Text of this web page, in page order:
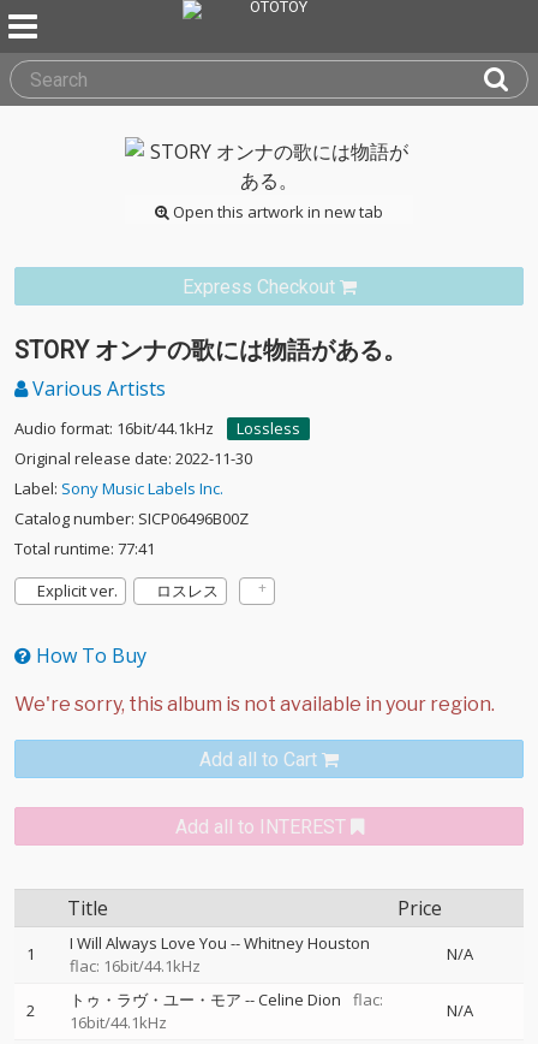
Open this artwork in new tab
Express Checkout
STORY オンナの歌には物語がある。
Various Artists
Audio format: 16bit/44.1kHz
Lossless
Original release date: 2022-11-30
Label: Sony Music Labels Inc.
Catalog number: SICP06496B00Z
Total runtime: 77:41
Explicit ver.
ロスレス
How To Buy
Add all to Cart
Add all to INTEREST
Title Price
1 I Will Always Love You --Whitney Houston
flac: 16bit/44.1kHz
N/A
2 トゥ・ラヴ・ユー・モア --Celine Dion
flac:
16bit/44.1kHz
N/A